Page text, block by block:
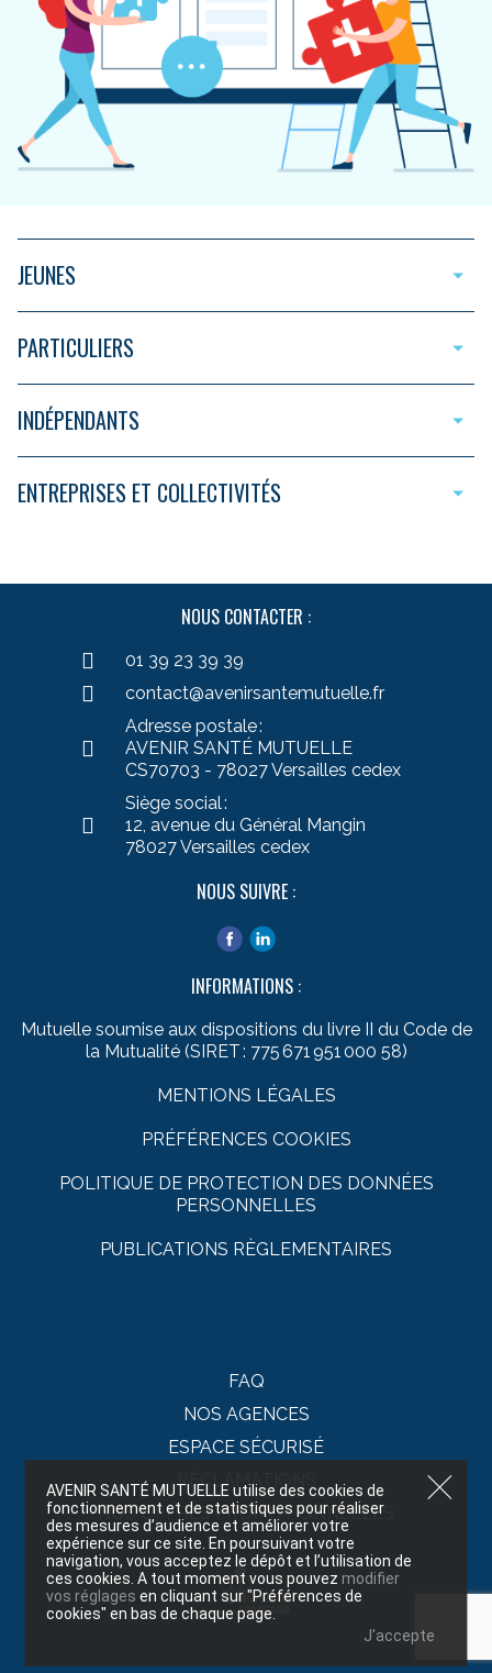
JEUNES
PARTICULIERS
INDÉPENDANTS
ENTREPRISES ET COLLECTIVITÉS
NOUS CONTACTER :
01 39 23 39 39
contact@avenirsantemutuelle.fr
Adresse postale :
AVENIR SANTÉ MUTUELLE
CS70703 - 78027 Versailles cedex
Siège social :
12, avenue du Général Mangin
78027 Versailles cedex
NOUS SUIVRE :
INFORMATIONS :
Mutuelle soumise aux dispositions du livre II du Code de
la Mutualité (SIRET : 775 671 951 000 58)
MENTIONS LÉGALES
PRÉFÉRENCES COOKIES
POLITIQUE DE PROTECTION DES DONNÉES
PERSONNELLES
PUBLICATIONS RÈGLEMENTAIRES
FAQ
NOS AGENCES
ESPACE SÉCURISÉ
RÉCLAMATIONS
NOS OFFRES PROMOTIONNELLES
AVENIR SANTÉ MUTUELLE utilise des cookies de
fonctionnement et de statistiques pour réaliser
des mesures d’audience et améliorer votre
expérience sur ce site. En poursuivant votre
navigation, vous acceptez le dépôt et l’utilisation de
ces cookies. A tout moment vous pouvez modifier
vos réglages en cliquant sur "Préférences de
cookies" en bas de chaque page.
J'accepte